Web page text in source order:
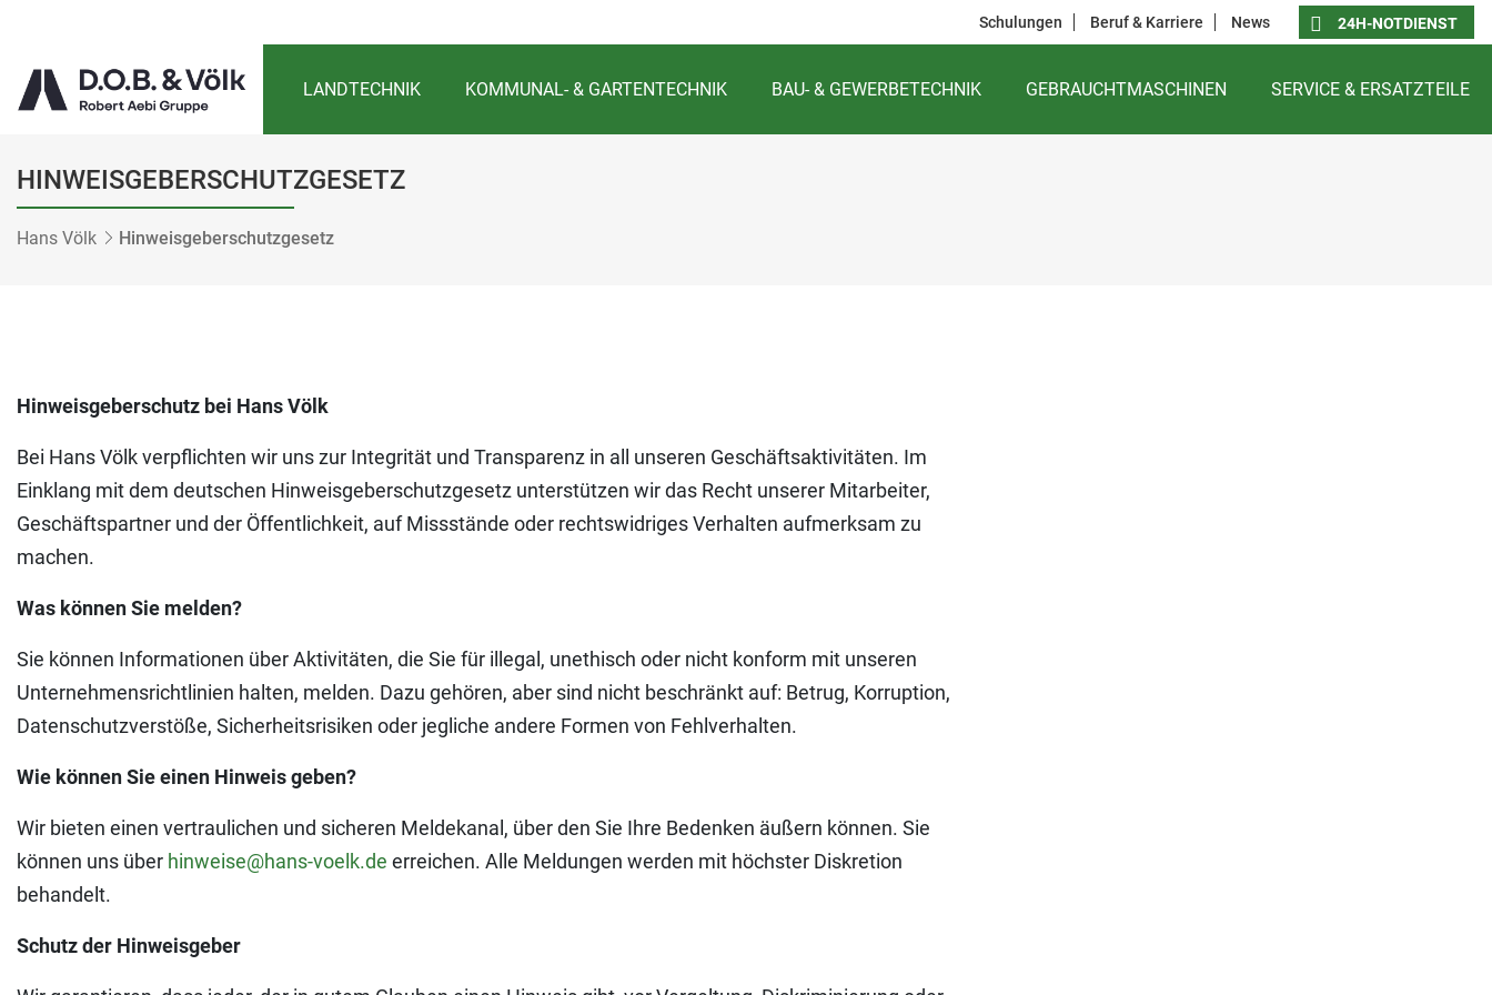
Schulungen Beruf & Karriere News 24H-NOTDIENST
LANDTECHNIK KOMMUNAL- & GARTENTECHNIK BAU- & GEWERBETECHNIK GEBRAUCHTMASCHINEN SERVICE & ERSATZTEILE
HINWEISGEBERSCHUTZGESETZ
Hans Völk Hinweisgeberschutzgesetz
Hinweisgeberschutz bei Hans Völk
Bei Hans Völk verpflichten wir uns zur Integrität und Transparenz in all unseren Geschäftsaktivitäten. Im
Einklang mit dem deutschen Hinweisgeberschutzgesetz unterstützen wir das Recht unserer Mitarbeiter,
Geschäftspartner und der Öffentlichkeit, auf Missstände oder rechtswidriges Verhalten aufmerksam zu
machen.
Was können Sie melden?
Sie können Informationen über Aktivitäten, die Sie für illegal, unethisch oder nicht konform mit unseren
Unternehmensrichtlinien halten, melden. Dazu gehören, aber sind nicht beschränkt auf: Betrug, Korruption,
Datenschutzverstöße, Sicherheitsrisiken oder jegliche andere Formen von Fehlverhalten.
Wie können Sie einen Hinweis geben?
Wir bieten einen vertraulichen und sicheren Meldekanal, über den Sie Ihre Bedenken äußern können. Sie
können uns über hinweise@hans-voelk.de erreichen. Alle Meldungen werden mit höchster Diskretion
behandelt.
Schutz der Hinweisgeber